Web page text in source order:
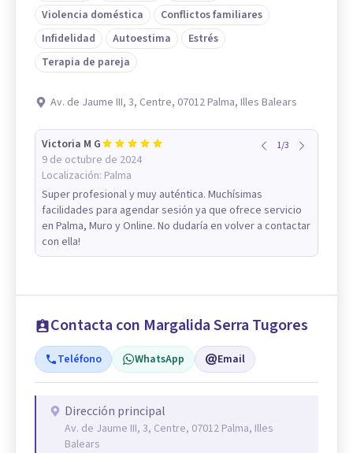
Violencia doméstica
Conflictos familiares
Infidelidad
Autoestima
Estrés
Terapia de pareja
Av. de Jaume III, 3, Centre, 07012 Palma, Illes Balears
Victoria M G
9 de octubre de 2024
Localización: Palma
1/3
Super profesional y muy auténtica. Muchísimas
facilidades para agendar sesión ya que ofrece servicio
en Palma, Muro y Online. No dudaría en volver a contactar
con ella!
Contacta con Margalida Serra Tugores
Teléfono WhatsApp Email
Dirección principal
Av. de Jaume III, 3, Centre, 07012 Palma, Illes
Balears